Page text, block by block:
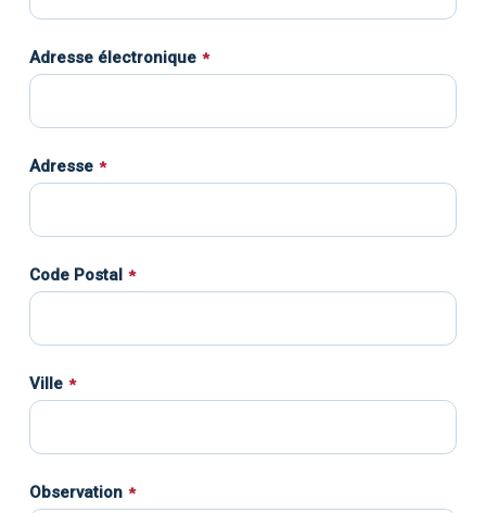
Adresse électronique *
Adresse *
Code Postal *
Ville *
Observation *